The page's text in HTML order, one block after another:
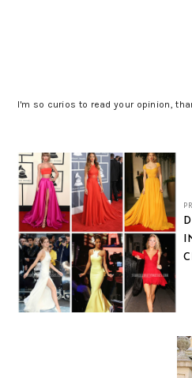
I'm so curios to read your opinion,